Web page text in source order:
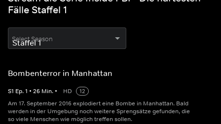
Fälle Staffel 1
Select Season
Bombenterror in Manhattan
S1 Ep.1 • 26 Min. • HD
12
Am 17. September 2016 explodiert eine Bombe in Manhattan. Bald
werden in der Umgebung noch weitere Sprengsätze gefunden, die
so viele Menschen wie möglich treffen sollen.